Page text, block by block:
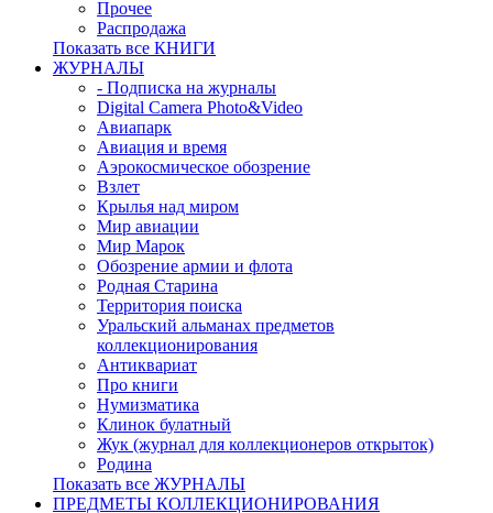
Прочее
Распродажа
Показать все КНИГИ
ЖУРНАЛЫ
- Подписка на журналы
Digital Camera Photo&Video
Авиапарк
Авиация и время
Аэрокосмическое обозрение
Взлет
Крылья над миром
Мир авиации
Мир Марок
Обозрение армии и флота
Родная Старина
Территория поиска
Уральский альманах предметов
коллекционирования
Антиквариат
Про книги
Нумизматика
Клинок булатный
Жук (журнал для коллекционеров открыток)
Родина
Показать все ЖУРНАЛЫ
ПРЕДМЕТЫ КОЛЛЕКЦИОНИРОВАНИЯ